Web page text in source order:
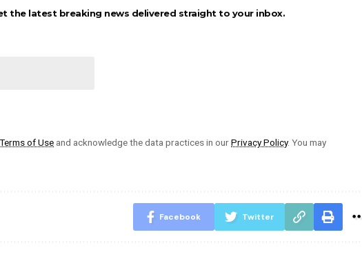
the latest breaking news delivered straight to your inbox.
Terms of Use and acknowledge the data practices in ourPrivacy Policy. You may
Facebook Twitter